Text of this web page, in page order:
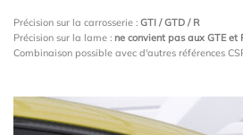
Précision sur la carrosserie : GTI / GTD / R
Précision sur la lame : ne convient pas aux GTE et
Combinaison possible avec d'autres références